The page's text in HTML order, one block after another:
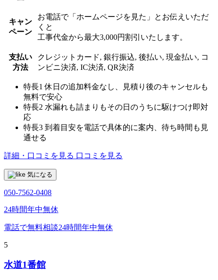
キャン
ペーン
お電話で「ホームページを見た」とお伝えいただ
くと
工事代金から最大3,000円割引いたします。
支払い
方法
クレジットカード, 銀行振込, 後払い, 現金払い, コ
ンビニ決済, IC決済, QR決済
特長1 休日の追加料金なし、見積り後のキャンセルも
無料で安心
特長2 水漏れも詰まりもその日のうちに駆けつけ即対
応
特長3 到着目安を電話で具体的に案内、待ち時間も見
通せる
詳細・口コミを見る 口コミを見る
気になる
050-7562-0408
24時間年中無休
電話で無料相談24時間年中無休
5
水道1番館